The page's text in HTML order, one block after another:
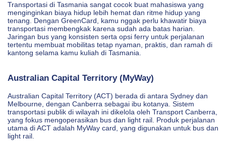
Transportasi di Tasmania sangat cocok buat mahasiswa yang
menginginkan biaya hidup lebih hemat dan ritme hidup yang
tenang. Dengan GreenCard, kamu nggak perlu khawatir biaya
transportasi membengkak karena sudah ada batas harian.
Jaringan bus yang konsisten serta opsi ferry untuk perjalanan
tertentu membuat mobilitas tetap nyaman, praktis, dan ramah di
kantong selama kamu kuliah di Tasmania.
Australian Capital Territory (MyWay)
Australian Capital Territory (ACT) berada di antara Sydney dan
Melbourne, dengan Canberra sebagai ibu kotanya. Sistem
transportasi publik di wilayah ini dikelola oleh Transport Canberra,
yang fokus mengoperasikan bus dan light rail. Produk perjalanan
utama di ACT adalah MyWay card, yang digunakan untuk bus dan
light rail.